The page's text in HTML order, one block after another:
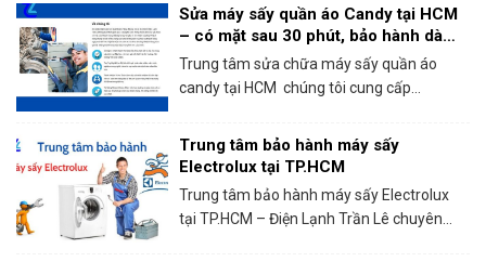
Sửa máy sấy quần áo Candy tại HCM
– có mặt sau 30 phút, bảo hành dài
hạn!
Trung tâm sửa chữa máy sấy quần áo
candy tại HCM chúng tôi cung cấp...
Trung tâm bảo hành máy sấy
Electrolux tại TP.HCM
Trung tâm bảo hành máy sấy Electrolux
tại TP.HCM – Điện Lạnh Trần Lê chuyên...